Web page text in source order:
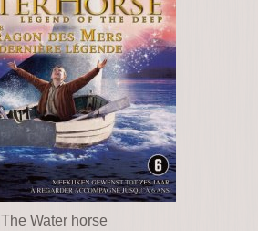
The Water horse